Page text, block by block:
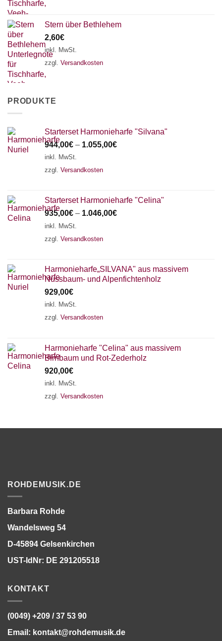
Stern über Bethlehem
2,60€
inkl. MwSt.
zzgl. Versandkosten
PRODUKTE
Starterset Harmonieharfe "Silvana"
944,00€ – 1.055,00€
inkl. MwSt.
zzgl. Versandkosten
Starterset Harmonieharfe "Celina"
935,00€ – 1.046,00€
inkl. MwSt.
zzgl. Versandkosten
Harmonieharfe„SILVANA" aus massivem
Nussbaum- und Alpenfichtenholz
929,00€
inkl. MwSt.
zzgl. Versandkosten
Harmonieharfe "Celina" aus massivem
Birnbaum und Rot-Zederholz
920,00€
inkl. MwSt.
zzgl. Versandkosten
ROHDEMUSIK.DE
Barbara Rohde
Wandelsweg 54
D-45894 Gelsenkirchen
UST-IdNr: DE 291205518
KONTAKT
(0049) +209 / 37 53 90
Email: kontakt@rohdemusik.de